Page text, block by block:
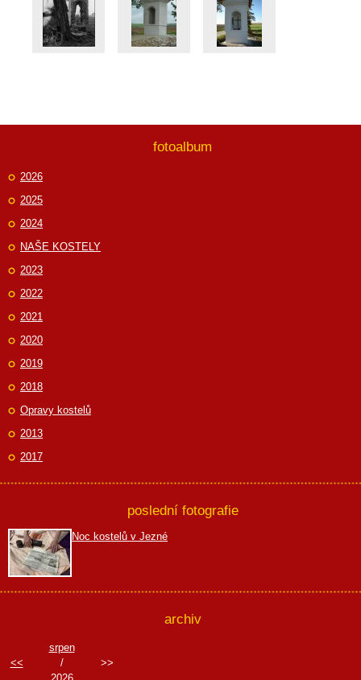
fotoalbum
2026
2025
2024
NAŠE KOSTELY
2023
2022
2021
2020
2019
2018
Opravy kostelů
2013
2017
poslední fotografie
Noc kostelů v Jezné
archiv
<<
srpen
/
>>